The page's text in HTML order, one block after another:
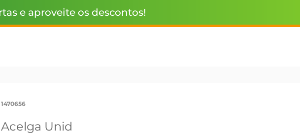
e aproveite os descontos!
1470656
Acelga Unid